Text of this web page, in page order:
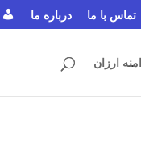
تماس با ما درباره ما
ارزان